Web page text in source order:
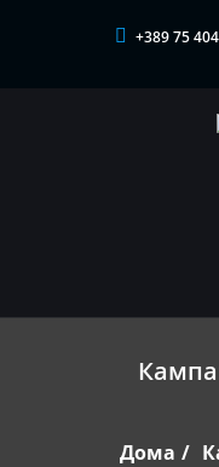
+389 75
Дома